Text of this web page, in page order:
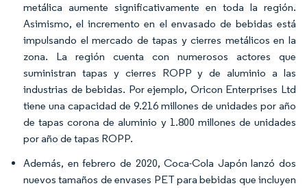
metálica aumente significativamente en toda la región.
Asimismo, el incremento en el envasado de bebidas está
impulsando el mercado de tapas y cierres metálicos en la
zona. La región cuenta con numerosos actores que
suministran tapas y cierres ROPP y de aluminio a las
industrias de bebidas. Por ejemplo, Oricon Enterprises Ltd
tiene una capacidad de 9.216 millones de unidades por año
de tapas corona de aluminio y 1.800 millones de unidades
por año de tapas ROPP.
Además, en febrero de 2020, Coca-Cola Japón lanzó dos
nuevos tamaños de envases PET para bebidas que incluyen